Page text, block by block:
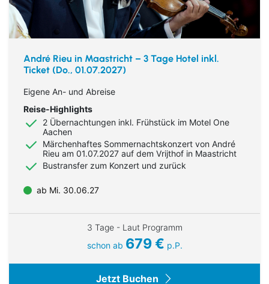
André Rieu in Maastricht – 3 Tage Hotel inkl.
Ticket (Do., 01.07.2027)
Eigene An- und Abreise
Reise-Highlights
2 Übernachtungen inkl. Frühstück im Motel One
Aachen
Märchenhaftes Sommernachtskonzert von André
Rieu am 01.07.2027 auf dem Vrijthof in Maastricht
Bustransfer zum Konzert und zurück
ab Mi. 30.06.27
3 Tage - Laut Programm
schon ab 679 € p.P.
Jetzt Buchen